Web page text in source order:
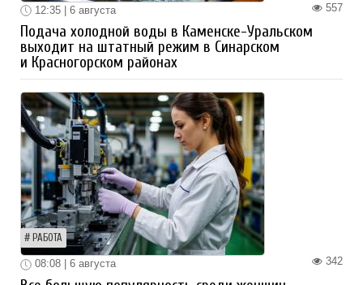
557
12:35 | 6 августа
Подача холодной воды в Каменске-Уральском
выходит на штатный режим в Синарском
и Красногорском районах
РАБОТА
342
08:08 | 6 августа